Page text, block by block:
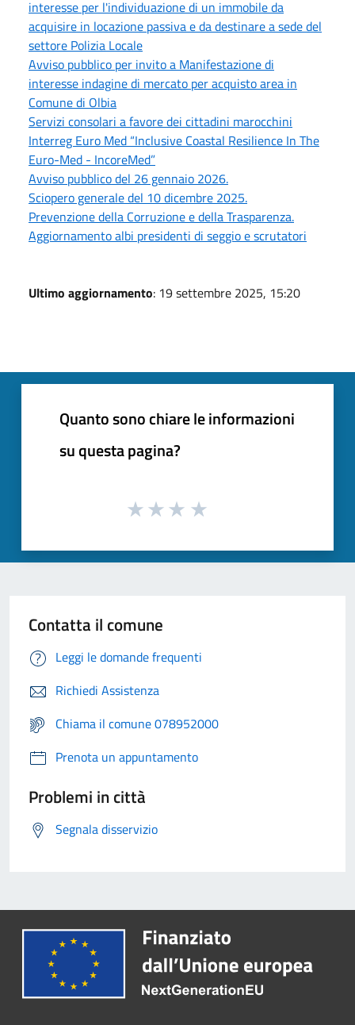
interesse per l'individuazione di un immobile da
acquisire in locazione passiva e da destinare a sede del
settore Polizia Locale
Avviso pubblico per invito a Manifestazione di
interesse indagine di mercato per acquisto area in
Comune di Olbia
Servizi consolari a favore dei cittadini marocchini
Interreg Euro Med “Inclusive Coastal Resilience In The
Euro-Med - IncoreMed”
Avviso pubblico del 26 gennaio 2026.
Sciopero generale del 10 dicembre 2025.
Prevenzione della Corruzione e della Trasparenza.
Aggiornamento albi presidenti di seggio e scrutatori
Ultimo aggiornamento: 19 settembre 2025, 15:20
Quanto sono chiare le informazioni
su questa pagina?
Contatta il comune
Leggi le domande frequenti
Richiedi Assistenza
Chiama il comune 078952000
Prenota un appuntamento
Problemi in città
Segnala disservizio